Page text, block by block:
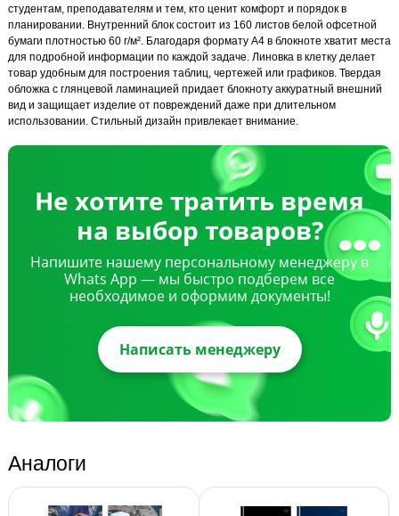
студентам, преподавателям и тем, кто ценит комфорт и порядок в
планировании. Внутренний блок состоит из 160 листов белой офсетной
бумаги плотностью 60 г/м². Благодаря формату А4 в блокноте хватит места
для подробной информации по каждой задаче. Линовка в клетку делает
товар удобным для построения таблиц, чертежей или графиков. Твердая
обложка с глянцевой ламинацией придает блокноту аккуратный внешний
вид и защищает изделие от повреждений даже при длительном
использовании. Стильный дизайн привлекает внимание.
Не хотите тратить время
на выбор товаров?
Напишите нашему персональному менеджеру в
Whats App — мы быстро подберем все
необходимое и оформим документы!
Написать менеджеру
Аналоги